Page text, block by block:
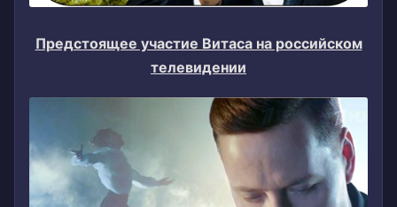
Предстоящее участие Витаса на российском
телевидении